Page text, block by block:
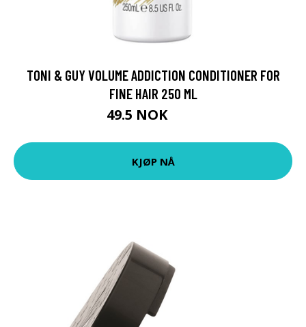
TONI & GUY VOLUME ADDICTION CONDITIONER FOR
FINE HAIR 250 ML
49.5 NOK
KJØP NÅ